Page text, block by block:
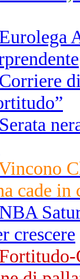
Eurolega
Corriere
Serata
cade in
NBA
crescere